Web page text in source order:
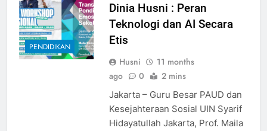
PENDIDIKAN
Dinia Husni : Peran
Teknologi dan AI Secara
Etis
Husni
11 months
ago
0 2 mins
Jakarta – Guru Besar PAUD dan
Kesejahteraan Sosial UIN Syarif
Hidayatullah Jakarta, Prof. Maila